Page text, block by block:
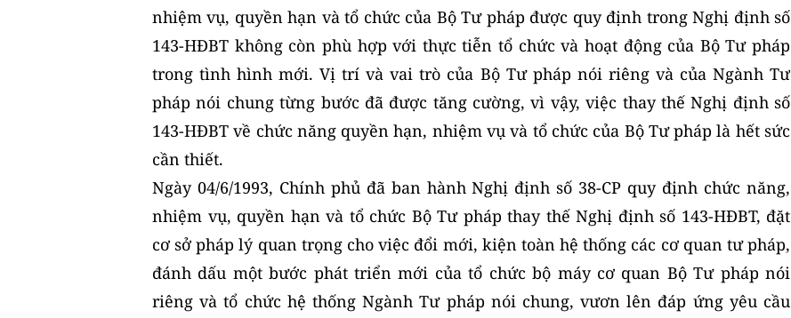
nhiệm vụ, quyền hạn và tổ chức của Bộ Tư pháp được quy định trong Nghị định số
143-HĐBT không còn phù hợp với thực tiễn tổ chức và hoạt động của Bộ Tư pháp
trong tình hình mới. Vị trí và vai trò của Bộ Tư pháp nói riêng và của Ngành Tư
pháp nói chung từng bước đã được tăng cường, vì vậy, việc thay thế Nghị định số
143-HĐBT về chức năng quyền hạn, nhiệm vụ và tổ chức của Bộ Tư pháp là hết sức
cần thiết.
Ngày 04/6/1993, Chính phủ đã ban hành Nghị định số 38-CP quy định chức năng,
nhiệm vụ, quyền hạn và tổ chức Bộ Tư pháp thay thế Nghị định số 143-HĐBT, đặt
cơ sở pháp lý quan trọng cho việc đổi mới, kiện toàn hệ thống các cơ quan tư pháp,
đánh dấu một bước phát triển mới của tổ chức bộ máy cơ quan Bộ Tư pháp nói
riêng và tổ chức hệ thống Ngành Tư pháp nói chung, vươn lên đáp ứng yêu cầu